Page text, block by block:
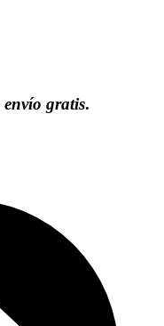
envío gratis.